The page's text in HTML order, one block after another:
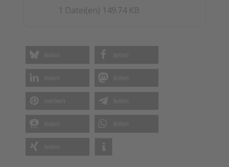
1 Datei(en) 149.74 KB